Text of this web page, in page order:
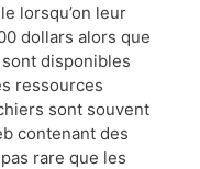
lorsqu’on leur
dollars alors que
disponibles
ressources
sont souvent
contenant des
rare que les